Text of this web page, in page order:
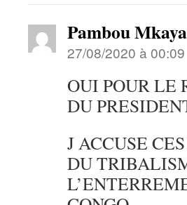
Pambou
27/08/2020 à 00:09
OUI POUR LE
DU
J ACCUSE
DU